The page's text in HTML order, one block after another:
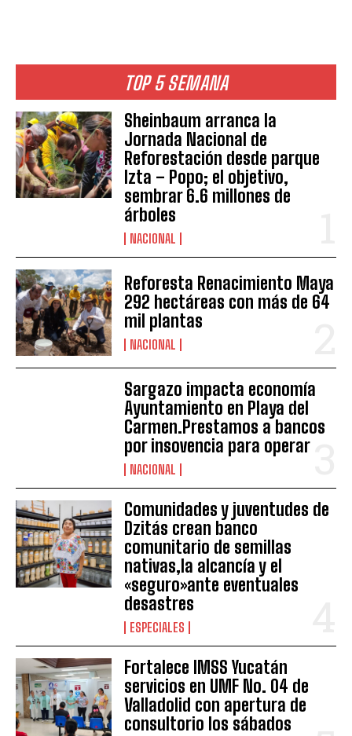
TOP 5 SEMANA
Sheinbaum arranca la
Jornada Nacional de
Reforestación desde parque
Izta – Popo; el objetivo,
sembrar 6.6 millones de
árboles
NACIONAL
Reforesta Renacimiento Maya
292 hectáreas con más de 64
mil plantas
NACIONAL
Sargazo impacta economía
Ayuntamiento en Playa del
Carmen.Prestamos a bancos
por insovencia para operar
NACIONAL
Comunidades y juventudes de
Dzitás crean banco
comunitario de semillas
nativas,la alcancía y el
«seguro»ante eventuales
desastres
ESPECIALES
Fortalece IMSS Yucatán
servicios en UMF No. 04 de
Valladolid con apertura de
consultorio los sábados